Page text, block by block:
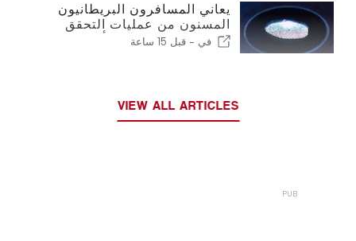
يعاني المسافرون البريطانيون
المسنون من عمليات التحقق
الجديدة من بصمات الأصابع في
في - قبل 15 ساعة
VIEW ALL ARTICLES